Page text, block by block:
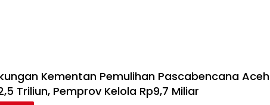
Kementan Pemulihan Pascabencana Aceh
Triliun, Pemprov Kelola Rp9,7 Miliar